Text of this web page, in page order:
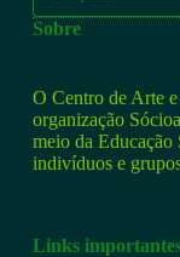
Sobre
O Centro de Arte
organização
meio da Educação
indivíduos e
Links